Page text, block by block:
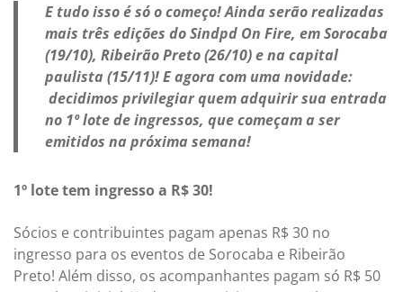
E tudo isso é só o começo! Ainda serão realizadas
mais três edições do Sindpd On Fire, em Sorocaba
(19/10), Ribeirão Preto (26/10) e na capital
paulista (15/11)! E agora com uma novidade:
decidimos privilegiar quem adquirir sua entrada
no 1º lote de ingressos, que começam a ser
emitidos na próxima semana!
1º lote tem ingresso a R$ 30!
Sócios e contribuintes pagam apenas R$ 30 no
ingresso para os eventos de Sorocaba e Ribeirão
Preto! Além disso, os acompanhantes pagam só R$ 50